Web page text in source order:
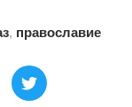
, православие